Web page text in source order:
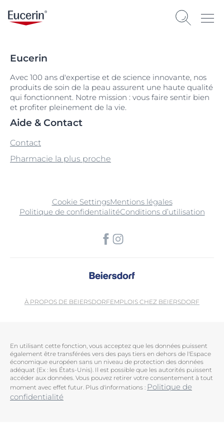
Eucerin
Avec 100 ans d'expertise et de science innovante, nos
produits de soin de la peau assurent une haute qualité
qui fonctionnent. Notre mission : vous faire sentir bien
et profiter pleinement de la vie.
Aide & Contact
Contact
Pharmacie la plus proche
Cookie SettingsMentions légales
Politique de confidentialitéConditions d’utilisation
À PROPOS DE BEIERSDORFEMPLOIS CHEZ BEIERSDORF
En utilisant cette fonction, vous acceptez que les données puissent
également être transférées vers des pays tiers en dehors de l'Espace
économique européen sans un niveau de protection des données
adéquat (Ex : les États-Unis). Il est possible que les autorités puissent
accéder aux données. Vous pouvez retirer votre consentement à tout
moment avec effet futur. Plus d'informations : Politique de
confidentialité